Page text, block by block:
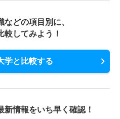
などの項目別に、
較してみよう！
学と比較する
新情報をいち早く確認！